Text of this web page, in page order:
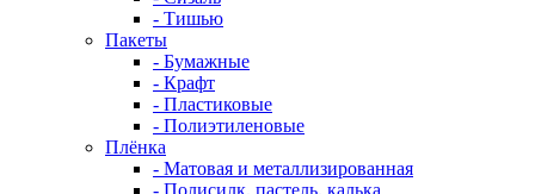
- Тишью
Пакеты
- Бумажные
- Крафт
- Пластиковые
- Полиэтиленовые
Плёнка
- Матовая и металлизированная
- Полисилк, пастель, калька